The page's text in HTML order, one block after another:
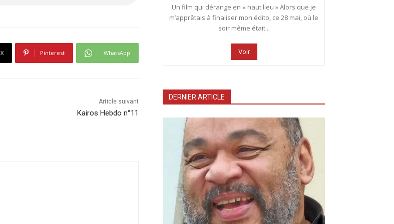
X Pinterest WhatsApp
Article suivant
Kairos Hebdo n°11
Un film qui dérange en « haut lieu » Alors que je
m’apprêtais à finaliser mon édito, ce 28 mai, où le
soir même était...
Voir
DERNIER ARTICLE